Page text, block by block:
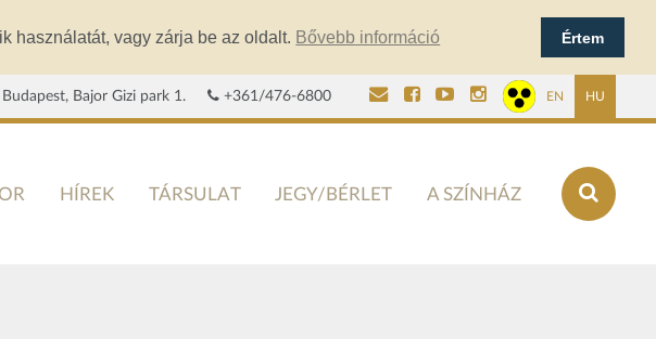
használatát, vagy zárja be az oldalt. Bővebb információ Értem
Bajor Gizi park 1. +361/476-6800 EN HU
HÍREK TÁRSULAT JEGY/BÉRLET A SZÍNHÁZ